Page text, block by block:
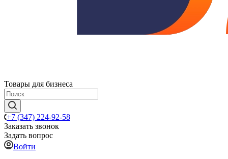
Товары для бизнеса
+7 (347) 224-92-58
Заказать звонок
Задать вопрос
Войти